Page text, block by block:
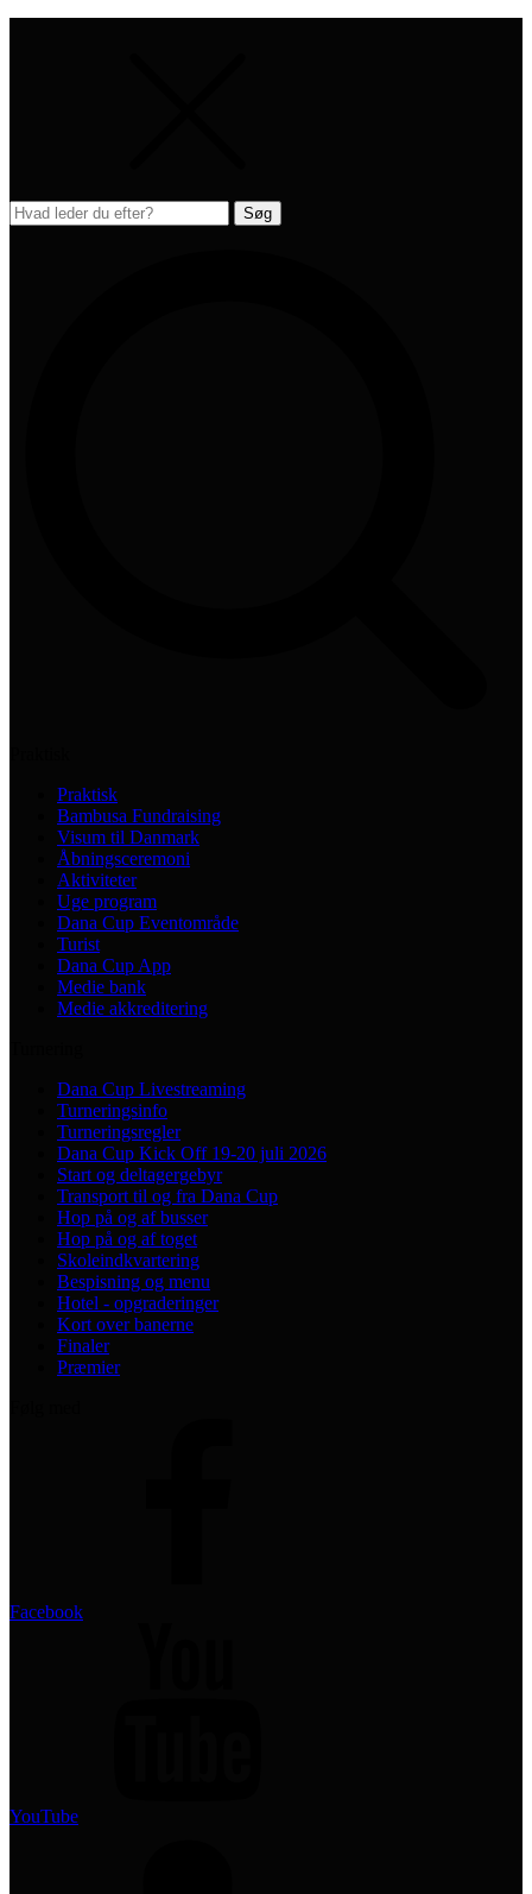
Praktisk
Bambusa Fundraising
Visum til Danmark
Åbningsceremoni
Aktiviteter
Uge program
Dana Cup Eventområde
Turist
Dana Cup App
Medie bank
Medie akkreditering
Dana Cup Livestreaming
Turneringsinfo
Turneringsregler
Dana Cup Kick Off 19-20 juli 2026
Start og deltagergebyr
Transport til og fra Dana Cup
Hop på og af busser
Hop på og af toget
Skoleindkvartering
Bespisning og menu
Hotel - opgraderinger
Kort over banerne
Finaler
Præmier
Facebook
YouTube